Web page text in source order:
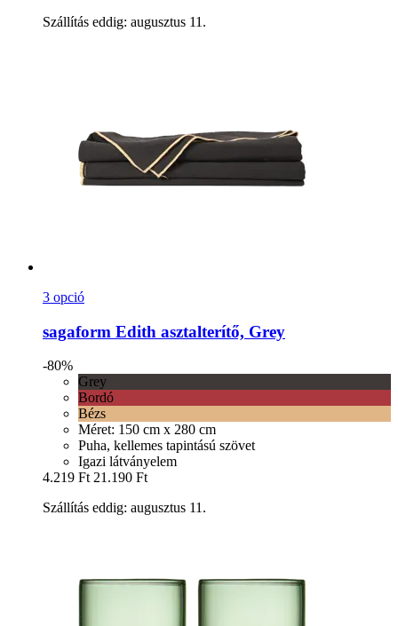
Szállítás eddig: augusztus 11.
3 opció
sagaform Edith asztalterítő, Grey
-80%
Grey
Bordó
Bézs
Méret: 150 cm x 280 cm
Puha, kellemes tapintású szövet
Igazi látványelem
4.219 Ft 21.190 Ft
Szállítás eddig: augusztus 11.